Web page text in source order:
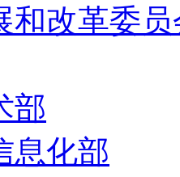
和改革委
部
息化部